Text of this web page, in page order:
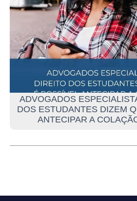
ADVOGADOS
DOS ESTUDANTES DIZEM
ANTECIPAR A